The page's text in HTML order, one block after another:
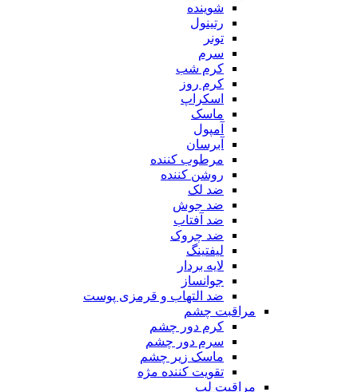
شوینده
رتینول
تونر
سرم
کرم شب
کرم روز
اسکراپ
ماسک
آمپول
آبرسان
مرطوب کننده
روشن کننده
ضد لک
ضد جوش
ضد آفتاب
ضد چروک
لیفتینگ
لایه بردار
جوانساز
ضد التهاب و قرمزی پوست
مراقبت چشم
کرم دور چشم
سرم دور چشم
ماسک زیر چشم
تقویت کننده مژه
مراقبت لب